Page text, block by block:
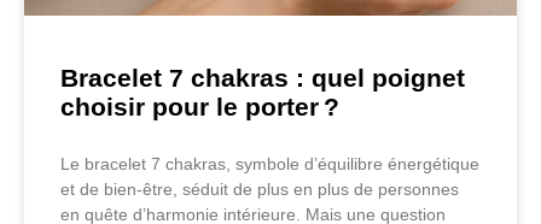
Bracelet 7 chakras : quel poignet
choisir pour le porter ?
Le bracelet 7 chakras, symbole d’équilibre énergétique
et de bien-être, séduit de plus en plus de personnes
en quête d’harmonie intérieure. Mais une question